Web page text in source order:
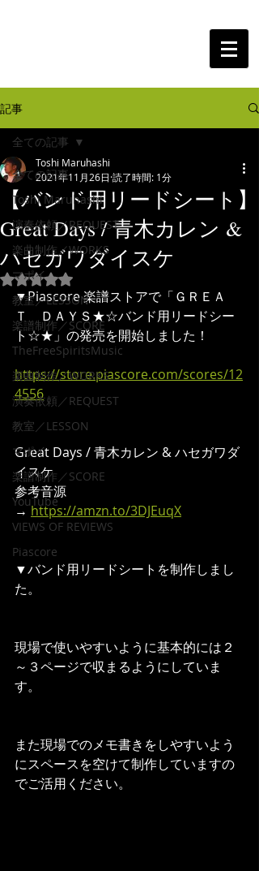
記事
全ての記事
Toshi Maruhashi
演奏依頼／REQUEST
楽曲制作／WORKS
マポイ
教室／LESSON
楽譜制作／SCORE
TheFreeSpiritsMusic
楽曲制作／WORKS
演奏依頼／REQUEST
教室／LESSON
マポイ
楽譜制作／SCORE
YouTube
VIEWS OF REVIEWS
Piascore
全ての記事
【バンド用リードシート】
Great Days / 青木カレン &
ハセガワダイスケ
Toshi Maruhashi
2021年11月26日 読了時間: 1分
5つ星のうちNaNと評価されています。
▼Piascore 楽譜ストアで「ＧＲＥＡ
Ｔ　ＤＡＹＳ★☆バンド用リードシー
ト☆★」の発売を開始しました！
https://store.piascore.com/scores/12
4556
Great Days / 青木カレン & ハセガワダ
イスケ
参考音源
→ https://amzn.to/3DJEuqX
▼バンド用リードシートを制作しまし
た。
現場で使いやすいように基本的には２
～３ページで収まるようにしていま
す。
また現場でのメモ書きをしやすいよう
にスペースを空けて制作していますの
でご活用ください。